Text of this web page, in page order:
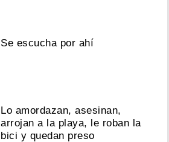
Se escucha por ahí
Lo amordazan, asesinan,
arrojan a la playa, le roban la
bici y quedan preso